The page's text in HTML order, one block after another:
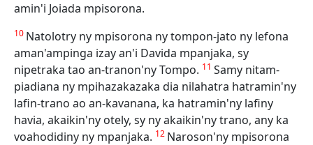
amin'i Joiada mpisorona.
10 Natolotry ny mpisorona ny tompon-jato ny lefona
aman'ampinga izay an'i Davida mpanjaka, sy
nipetraka tao an-tranon'ny Tompo. 11 Samy nitam-
piadiana ny mpihazakazaka dia nilahatra hatramin'ny
lafin-trano ao an-kavanana, ka hatramin'ny lafiny
havia, akaikin'ny otely, sy ny akaikin'ny trano, any ka
voahodidiny ny mpanjaka. 12 Naroson'ny mpisorona